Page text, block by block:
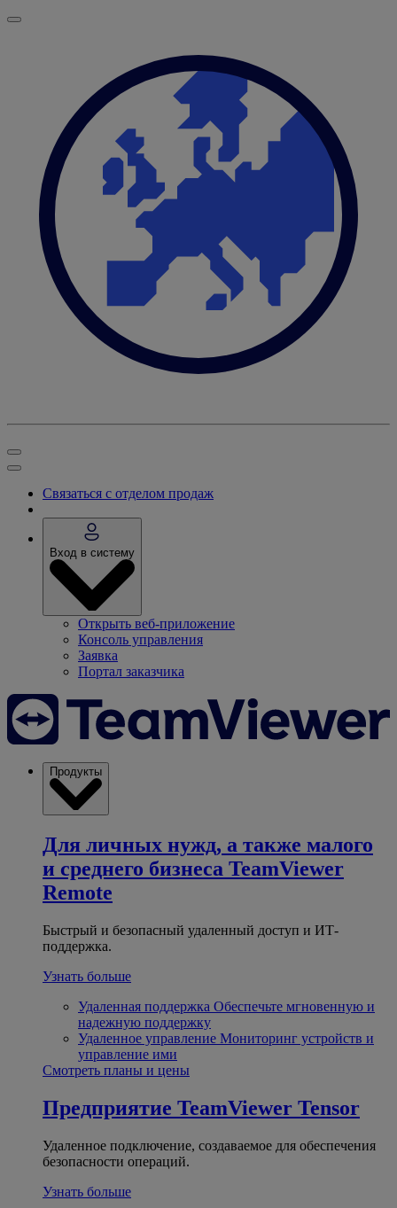
Связаться с отделом продаж
Вход в систему
Открыть веб-приложение
Консоль управления
Заявка
Портал заказчика
Продукты
Для личных нужд, а также малого
и среднего бизнеса TeamViewer
Remote
Быстрый и безопасный удаленный доступ и ИТ-
поддержка.
Узнать больше
Удаленная поддержка Обеспечьте мгновенную и
надежную поддержку
Удаленное управление Мониторинг устройств и
управление ими
Смотреть планы и цены
Предприятие TeamViewer Tensor
Удаленное подключение, создаваемое для обеспечения
безопасности операций.
Узнать больше